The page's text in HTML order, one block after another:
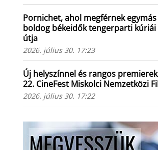
Pornichet, ahol megférnek
boldog békeidők tengerparti kúriái
útja
2026. július 30. 17:23
Új helyszínnel és rangos
22. CineFest Miskolci Nemzetközi
2026. július 30. 17:22